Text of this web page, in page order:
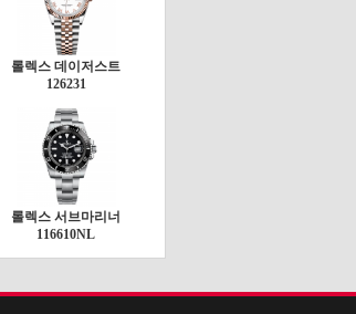
롤렉스 데이저스트
126231
롤렉스 서브마리너
116610NL